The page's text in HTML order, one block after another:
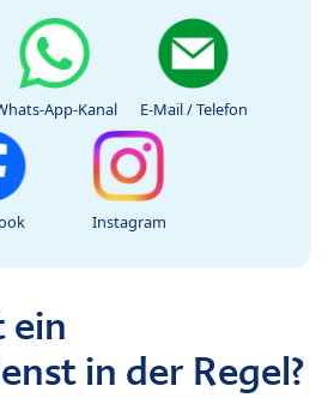
App-Kanal E-Mail / Telefon
Instagram
ein
in der Regel?